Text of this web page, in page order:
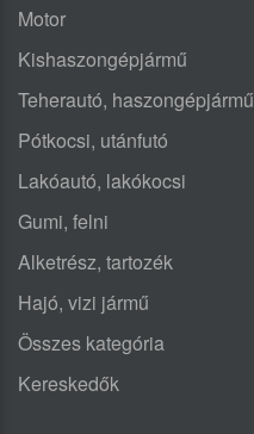
Motor
Kishaszongépjármű
Teherautó, haszongépjármű
Pótkocsi, utánfutó
Lakóautó, lakókocsi
Gumi, felni
Alketrész, tartozék
Hajó, vizi jármű
Összes kategória
Kereskedők